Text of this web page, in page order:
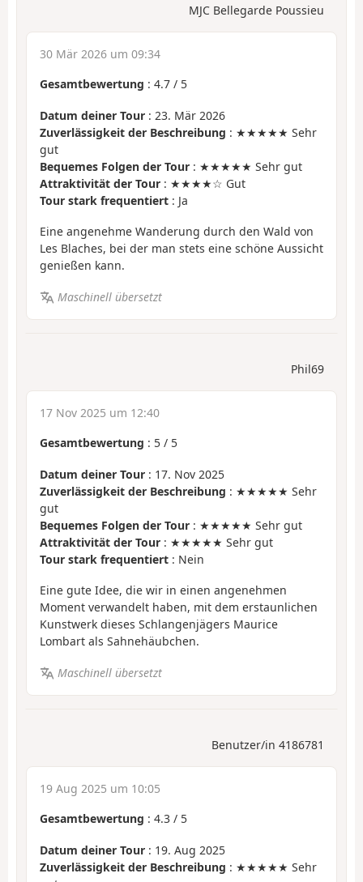
MJC Bellegarde Poussieu
30 Mär 2026 um 09:34
Gesamtbewertung : 4.7 / 5
Datum deiner Tour : 23. Mär 2026
Zuverlässigkeit der Beschreibung : ★★★★★ Sehr
gut
Bequemes Folgen der Tour : ★★★★★ Sehr gut
Attraktivität der Tour : ★★★★☆ Gut
Tour stark frequentiert : Ja
Eine angenehme Wanderung durch den Wald von
Les Blaches, bei der man stets eine schöne Aussicht
genießen kann.
Maschinell übersetzt
Phil69
17 Nov 2025 um 12:40
Gesamtbewertung : 5 / 5
Datum deiner Tour : 17. Nov 2025
Zuverlässigkeit der Beschreibung : ★★★★★ Sehr
gut
Bequemes Folgen der Tour : ★★★★★ Sehr gut
Attraktivität der Tour : ★★★★★ Sehr gut
Tour stark frequentiert : Nein
Eine gute Idee, die wir in einen angenehmen
Moment verwandelt haben, mit dem erstaunlichen
Kunstwerk dieses Schlangenjägers Maurice
Lombart als Sahnehäubchen.
Maschinell übersetzt
Benutzer/in 4186781
19 Aug 2025 um 10:05
Gesamtbewertung : 4.3 / 5
Datum deiner Tour : 19. Aug 2025
Zuverlässigkeit der Beschreibung : ★★★★★ Sehr